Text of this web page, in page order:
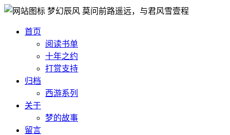
梦幻辰风 莫问前路遥远，与君风雪壹程
首页
阅读书单
十年之约
打赏支持
归档
西游系列
关于
梦的故事
留言